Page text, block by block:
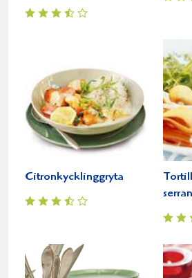
Citronkycklinggryta